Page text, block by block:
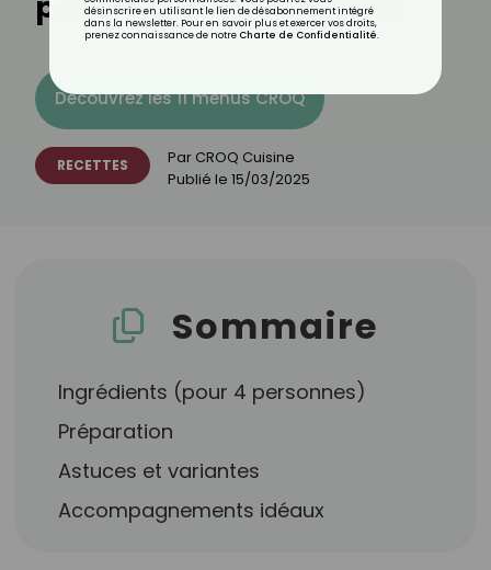
Découvrez les 11 menus CROQ
RECETTES Par CROQ Cuisine
Publié le 15/03/2025
Sommaire
Ingrédients (pour 4 personnes)
Préparation
Astuces et variantes
Accompagnements idéaux
désinscrire en utilisant le lien de désabonnement intégré
dans la newsletter. Pour en savoir plus et exercer vos droits,
prenez connaissance de notre Charte de Confidentialité.